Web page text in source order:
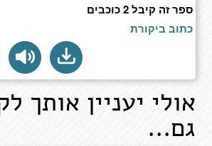
ספר זה קיבל 2 כוכבים
כתוב ביקורת
אולי יעניין אותך
גם...